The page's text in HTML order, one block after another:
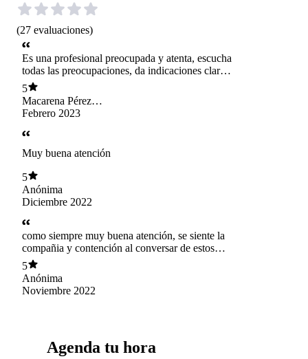
(27 evaluaciones)
Es una profesional preocupada y atenta, escucha
todas las preocupaciones, da indicaciones claras
y resuelve dudas. Muy recomendada!
5
Macarena Pérez
Calero
Febrero 2023
Muy buena atención
5
Anónima
Diciembre 2022
como siempre muy buena atención, se siente la
compañia y contención al conversar de estos
temas.
5
Anónima
Noviembre 2022
Agenda tu hora